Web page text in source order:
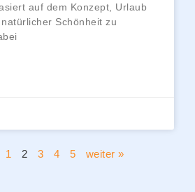
auf dem Konzept, Urlaub
Schönheit zu
1 2 3 4 5 weiter »